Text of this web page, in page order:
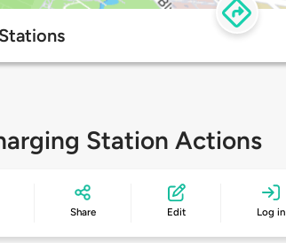
Station Actions
Share Edit Log in